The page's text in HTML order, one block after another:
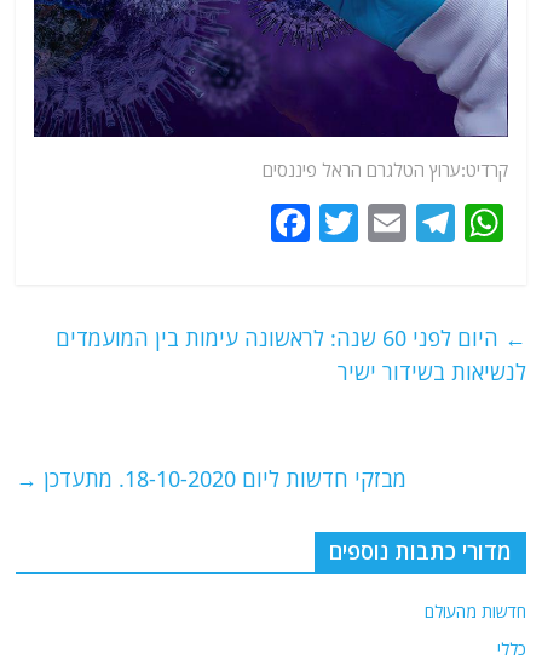
קרדיט:ערוץ הטלגרם הראל פיננסים
W
s
A
T
g
ra
E
l
T
er
e
k
←
היום לפני 60 שנה: לראשונה עימות בין המועמדים
לנשיאות בשידור ישיר
מבזקי חדשות ליום 18-10-2020. מתעדכן →
מדורי כתבות נוספים
חדשות מהעולם
כללי